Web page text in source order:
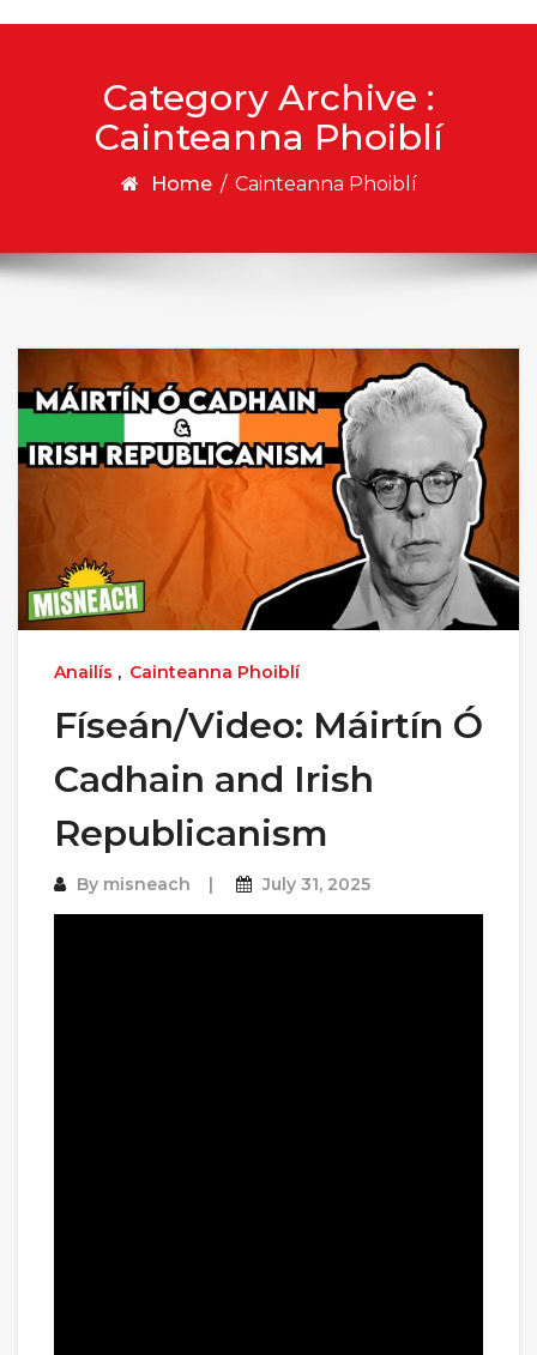
Category Archive :
Cainteanna Phoiblí
Home / Cainteanna Phoiblí
Anailís , Cainteanna Phoiblí
Físeán/Video: Máirtín Ó
Cadhain and Irish
Republicanism
By misneach July 31, 2025